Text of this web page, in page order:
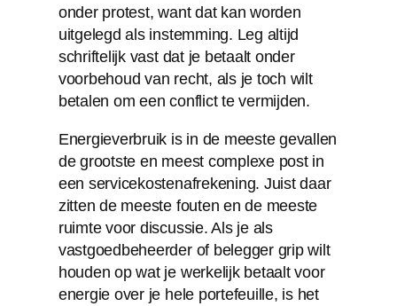
onder protest, want dat kan worden
uitgelegd als instemming. Leg altijd
schriftelijk vast dat je betaalt onder
voorbehoud van recht, als je toch wilt
betalen om een conflict te vermijden.
Energieverbruik is in de meeste gevallen
de grootste en meest complexe post in
een servicekostenafrekening. Juist daar
zitten de meeste fouten en de meeste
ruimte voor discussie. Als je als
vastgoedbeheerder of belegger grip wilt
houden op wat je werkelijk betaalt voor
energie over je hele portefeuille, is het